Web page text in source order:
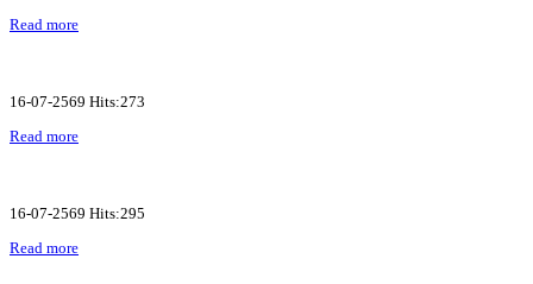
Read more
16-07-2569 Hits:273
Read more
16-07-2569 Hits:295
Read more